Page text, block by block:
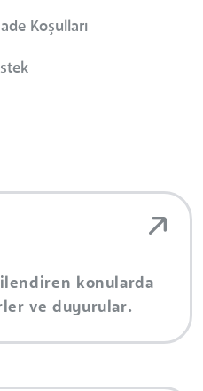
Koşulları
konularda
ve duyurular.